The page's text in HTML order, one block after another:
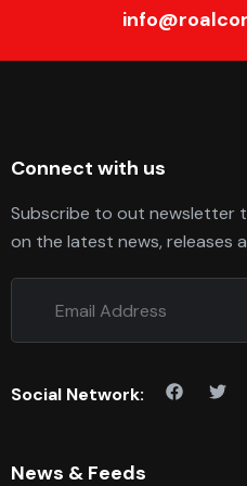
Connect with us
Subscribe to out newsletter
on the latest news, releases
Social Network:
News & Feeds